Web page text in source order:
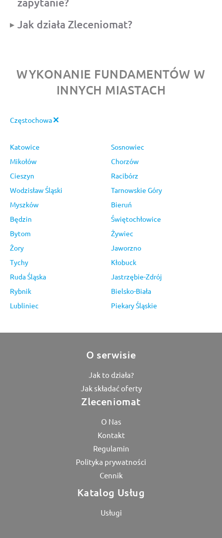
Jak działa Zleceniomat?
WYKONANIE FUNDAMENTÓW W
INNYCH MIASTACH
Częstochowa
Katowice
Sosnowiec
Mikołów
Chorzów
Cieszyn
Racibórz
Wodzisław Śląski
Tarnowskie Góry
Myszków
Bieruń
Będzin
Świętochłowice
Bytom
Żywiec
Żory
Jaworzno
Tychy
Kłobuck
Ruda Śląska
Jastrzębie-Zdrój
Rybnik
Bielsko-Biała
Lubliniec
Piekary Śląskie
O serwisie
Jak to działa?
Jak składać oferty
Zleceniomat
O Nas
Kontakt
Regulamin
Polityka prywatności
Cennik
Katalog Usług
Usługi